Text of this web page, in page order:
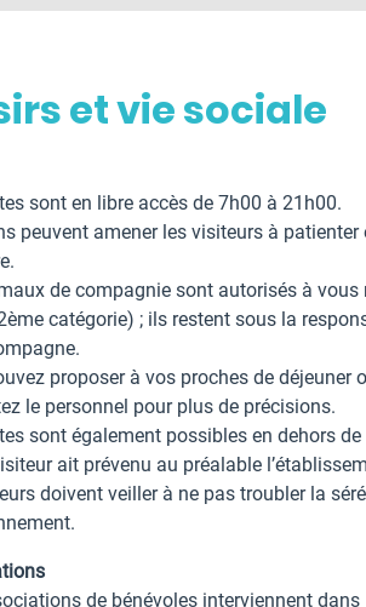
et vie sociale
sont en libre accès de 7h00 à 21h00.
peuvent amener les visiteurs à patienter
de compagnie sont autorisés à vous
catégorie) ; ils restent sous la
proposer à vos proches de déjeuner
le personnel pour plus de précisions.
sont également possibles en dehors
ait prévenu au préalable
doivent veiller à ne pas troubler la
de bénévoles interviennent dans